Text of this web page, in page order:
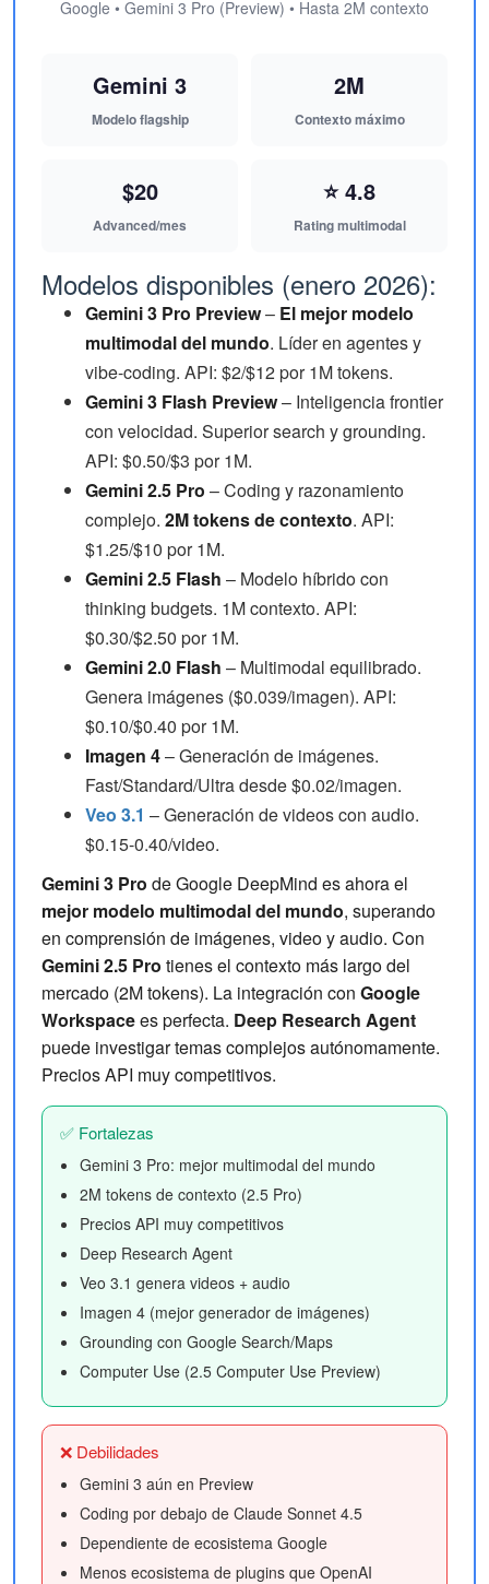
Google • Gemini 3 Pro (Preview) • Hasta 2M contexto
Gemini 3
Modelo flagship
2M
Contexto máximo
$20
Advanced/mes
⭐ 4.8
Rating multimodal
Modelos disponibles (enero 2026):
Gemini 3 Pro Preview– El mejor modelo
multimodal del mundo. Líder en agentes y
vibe-coding. API: $2/$12 por 1M tokens.
Gemini 3 Flash Preview– Inteligencia frontier
con velocidad. Superior search y grounding.
API: $0.50/$3 por 1M.
Gemini 2.5 Pro – Coding y razonamiento
complejo. 2M tokens de contexto. API:
$1.25/$10 por 1M.
Gemini 2.5 Flash – Modelo híbrido con
thinking budgets. 1M contexto. API:
$0.30/$2.50 por 1M.
Gemini 2.0 Flash – Multimodal equilibrado.
Genera imágenes ($0.039/imagen). API:
$0.10/$0.40 por 1M.
Imagen 4– Generación de imágenes.
Fast/Standard/Ultra desde $0.02/imagen.
Veo 3.1 – Generación de videos con audio.
$0.15-0.40/video.
Gemini 3 Pro de Google DeepMind es ahora el
mejor modelo multimodal del mundo, superando
en comprensión de imágenes, video y audio. Con
Gemini 2.5 Pro tienes el contexto más largo del
mercado (2M tokens). La integración con Google
Workspacees perfecta. Deep Research Agent
puede investigar temas complejos autónomamente.
Precios API muy competitivos.
✅ Fortalezas
Gemini 3 Pro: mejor multimodal del mundo
2M tokens de contexto (2.5 Pro)
Precios API muy competitivos
Deep Research Agent
Veo 3.1 genera videos + audio
Imagen 4 (mejor generador de imágenes)
Grounding con Google Search/Maps
Computer Use (2.5 Computer Use Preview)
❌ Debilidades
Gemini 3 aún en Preview
Coding por debajo de Claude Sonnet 4.5
Dependiente de ecosistema Google
Menos ecosistema de plugins que OpenAI